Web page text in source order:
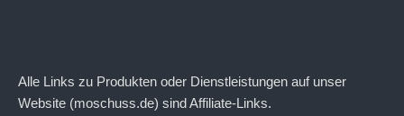
Alle Links zu Produkten oder Dienstleistungen auf unser
Website (moschuss.de) sind Affiliate-Links.